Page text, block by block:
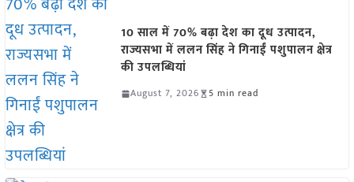
10 साल में 70% बढ़ा देश का दूध उत्पादन,
राज्यसभा में ललन सिंह ने गिनाईं पशुपालन क्षेत्र
की उपलब्धियां
August 7, 2026 5 min read